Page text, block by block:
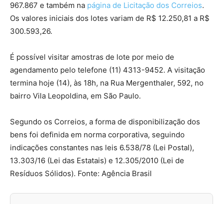
967.867 e também na página de Licitação dos Correios.
Os valores iniciais dos lotes variam de R$ 12.250,81 a R$
300.593,26.
É possível visitar amostras de lote por meio de
agendamento pelo telefone (11) 4313-9452. A visitação
termina hoje (14), às 18h, na Rua Mergenthaler, 592, no
bairro Vila Leopoldina, em São Paulo.
Segundo os Correios, a forma de disponibilização dos
bens foi definida em norma corporativa, seguindo
indicações constantes nas leis 6.538/78 (Lei Postal),
13.303/16 (Lei das Estatais) e 12.305/2010 (Lei de
Resíduos Sólidos). Fonte: Agência Brasil